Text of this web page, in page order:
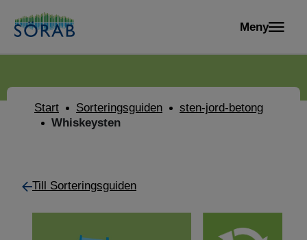
Meny
Start Sorteringsguiden
sten-jord-betong
Whiskeysten
Till Sorteringsguiden